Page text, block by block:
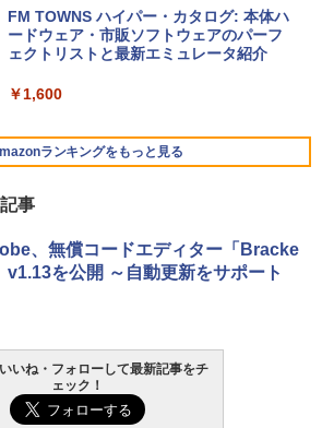
ン 15-fd 15.6インチ 16GBメモリ 512GB
SSD インテル Core 5
ersonal/Copilotキー搭載/Win 11/15.6型/
Core i5/16GB/SSD 512GB/ホワイト) FM
Windows版 | Minecraft (マインクラフ
ト): Java & Bedrock Edition | オンライ
FM TOWNS ハイパー・カタログ: 本体ハ
ードウェア・市販ソフトウェアのパーフ
ェクトリストと最新エミュレータ紹介
￥1,600
ランキングをもっと見る
Amazon Kindle Paperwhite (16GB) 7イ
ンチディスプレイ、色調調節ライト、12
週間持続バッテリー、広告なし、ブラッ
Amazon Kindle - 目に優しい、かさばら
ない、大きな画面で読みやすい、6週間持
事
、無償コードエディター「Bracke
v1.13を公開 ～自動更新をサポート
いね・フォローして最新記事をチ
ェック！